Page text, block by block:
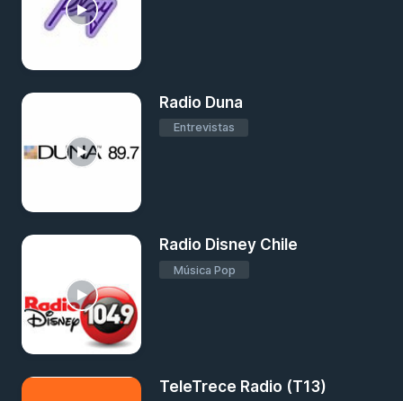
Radio Duna
Entrevistas
Radio Disney Chile
Música Pop
TeleTrece Radio (T13)